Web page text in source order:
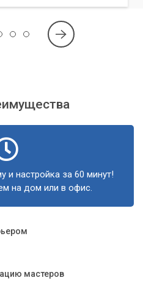
ваше игровое
и настройка за 60 минут!
на дом или в офис.
мастеров